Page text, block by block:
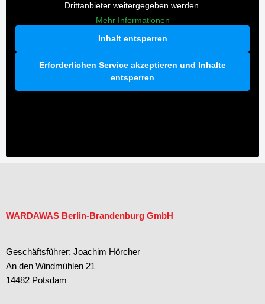
Drittanbieter weitergegeben werden.
Mehr Informationen
Inhalt entsperren
Erforderlichen Service akzeptieren und Inhalte
entsperren
WARDAWAS Berlin-Brandenburg GmbH
Geschäftsführer: Joachim Hörcher
An den Windmühlen 21
14482 Potsdam